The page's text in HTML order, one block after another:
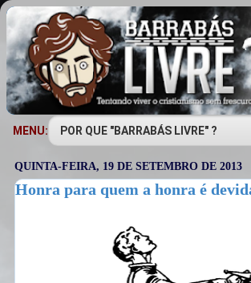
MENU:
QUINTA-FEIRA, 19 DE SETEMBRO DE 2013
Honra para quem a honra é